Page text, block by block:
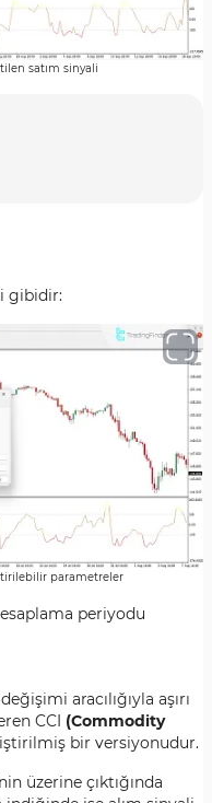
satım sinyali
gibidir:
parametreler
periyodu
aracılığıyla aşırı
CCI (Commodity
bir versiyonudur.
üzerine çıktığında